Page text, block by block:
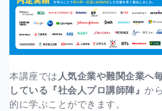
本講座では人気企業や難関企業へ
している『社会人プロ講師陣』 か
的に学ぶことができます。